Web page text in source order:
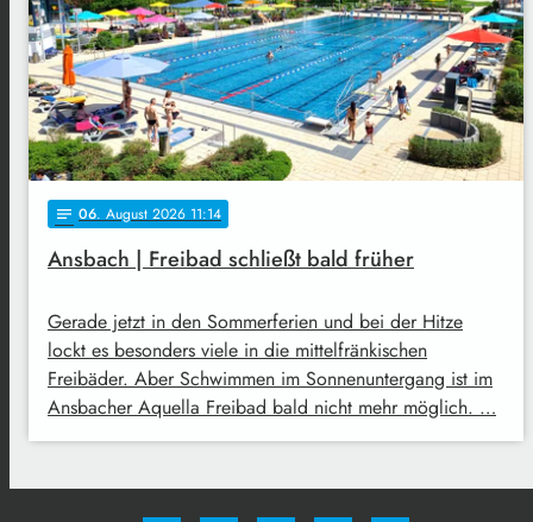
notes 06. August 2026 11:14
Ansbach | Freibad schließt bald früher
Gerade jetzt in den Sommerferien und bei der Hitze
lockt es besonders viele in die mittelfränkischen
Freibäder. Aber Schwimmen im Sonnenuntergang ist im
Ansbacher Aquella Freibad bald nicht mehr möglich. …